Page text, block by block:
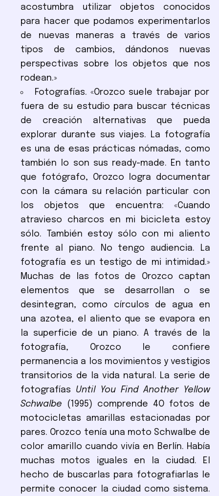
acostumbra utilizar objetos conocidos
para hacer que podamos experimentarlos
de nuevas maneras a través de varios
tipos de cambios, dándonos nuevas
perspectivas sobre los objetos que nos
rodean.»
Fotografías. «Orozco suele trabajar por
fuera de su estudio para buscar técnicas
de creación alternativas que pueda
explorar durante sus viajes. La fotografía
es una de esas prácticas nómadas, como
también lo son sus ready-made. En tanto
que fotógrafo, Orozco logra documentar
con la cámara su relación particular con
los objetos que encuentra: «Cuando
atravieso charcos en mi bicicleta estoy
sólo. También estoy sólo con mi aliento
frente al piano. No tengo audiencia. La
fotografía es un testigo de mi intimidad.»
Muchas de las fotos de Orozco captan
elementos que se desarrollan o se
desintegran, como círculos de agua en
una azotea, el aliento que se evapora en
la superficie de un piano. A través de la
fotografía, Orozco le confiere
permanencia a los movimientos y vestigios
transitorios de la vida natural. La serie de
fotografías Until You Find Another Yellow
Schwalbe (1995) comprende 4O fotos de
motocicletas amarillas estacionadas por
pares. Orozco tenía una moto Schwalbe de
color amarillo cuando vivía en Berlín. Había
muchas motos iguales en la ciudad. El
hecho de buscarlas para fotografiarlas le
permite conocer la ciudad como sistema.